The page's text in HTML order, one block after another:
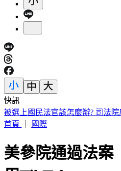
快訊
IU無預警召喚前男友 韓網替「她
首頁
國際
美參院通過法